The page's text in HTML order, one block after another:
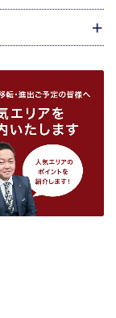
地図
から検索